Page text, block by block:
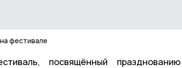
фестивале
посвящённый